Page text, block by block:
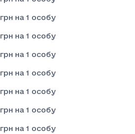
грн на 1 особу
грн на 1 особу
грн на 1 особу
грн на 1 особу
грн на 1 особу
грн на 1 особу
грн на 1 особу